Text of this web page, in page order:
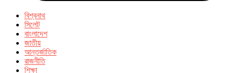
বিশ্বনাথ
সিলেট
বাংলাদেশ
জাতীয়
আন্তর্জাতিক
রাজনীতি
শিক্ষা